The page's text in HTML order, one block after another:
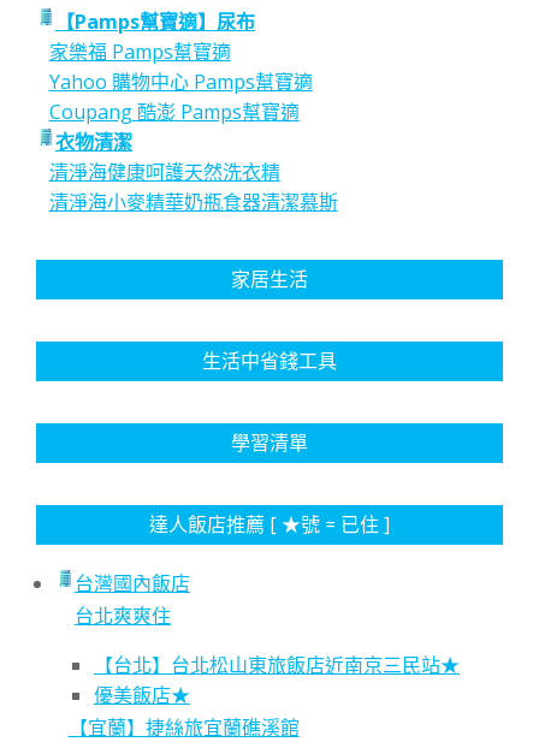
【Pamps幫寶適】尿布
家樂福 Pamps幫寶適
Yahoo 購物中心 Pamps幫寶適
Coupang 酷澎 Pamps幫寶適
衣物清潔
清淨海健康呵護天然洗衣精
清淨海小麥精華奶瓶食器清潔慕斯
家居生活
生活中省錢工具
學習清單
達人飯店推薦 [ ★號 = 已住 ]
台灣國內飯店
台北爽爽住
【台北】台北松山東旅飯店近南京三民站★
優美飯店★
【宜蘭】捷絲旅宜蘭礁溪館